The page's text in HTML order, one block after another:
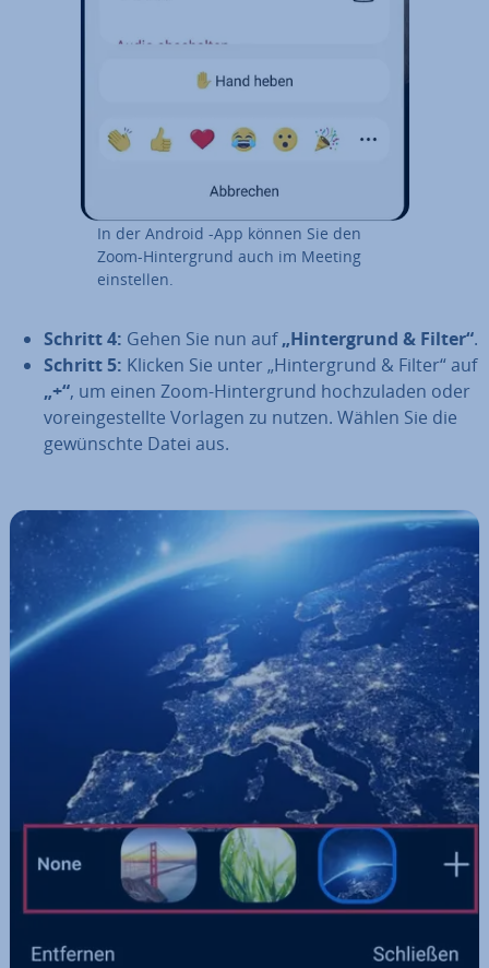
In der Android -App können Sie den
Zoom-Hin­ter­grund auch im Meeting
ein­stel­len.
Schritt 4: Gehen Sie nun auf„Hin­ter­grund & Filter“.
Schritt 5: Klicken Sie unter „Hin­ter­grund & Filter“ auf
„+“, um einen Zoom-Hin­ter­grund hoch­zu­la­den oder
vor­ein­ge­stell­te Vorlagen zu nutzen. Wählen Sie die
ge­wünsch­te Datei aus.